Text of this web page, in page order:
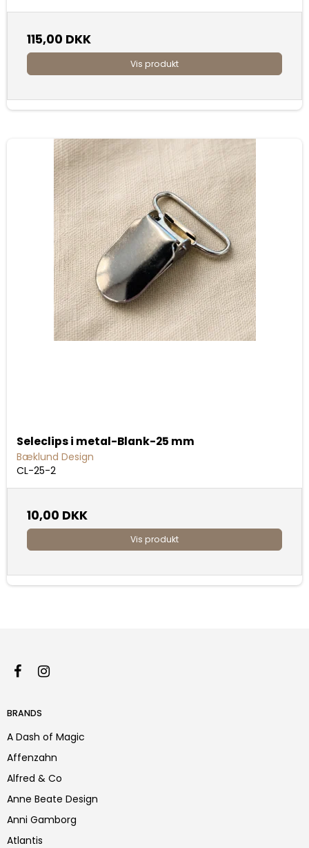
115,00 DKK
Vis produkt
Seleclips i metal-Blank-25 mm
Bæklund Design
CL-25-2
10,00 DKK
Vis produkt
BRANDS
A Dash of Magic
Affenzahn
Alfred & Co
Anne Beate Design
Anni Gamborg
Atlantis